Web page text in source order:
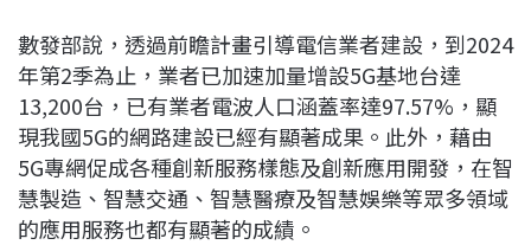
數發部說，透過前瞻計畫引導電信業者建設，到2024
年第2季為止，業者已加速加量增設5G基地台達
13,200台，已有業者電波人口涵蓋率達97.57%，顯
現我國5G的網路建設已經有顯著成果。此外，藉由
5G專網促成各種創新服務樣態及創新應用開發，在智
慧製造、智慧交通、智慧醫療及智慧娛樂等眾多領域
的應用服務也都有顯著的成績。